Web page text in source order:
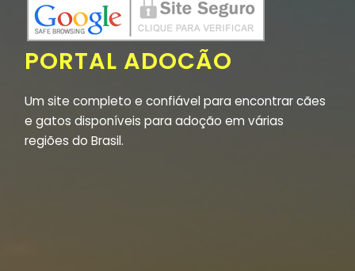
PORTAL ADOCÃO
Um site completo e confiável para encontrar cães
e gatos disponíveis para adoção em várias
regiões do Brasil.